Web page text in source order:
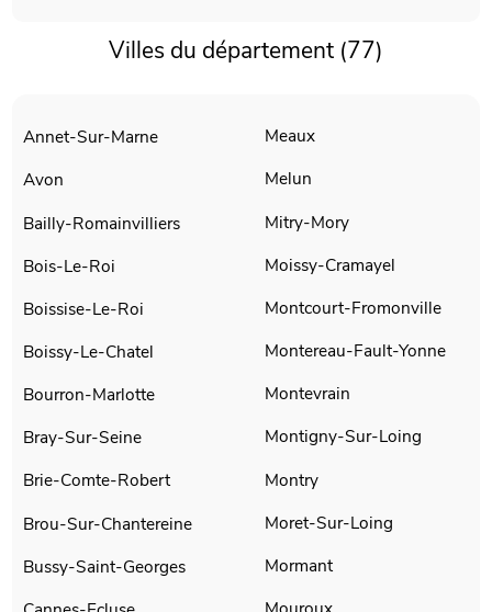
Villes du département (77)
Annet-Sur-Marne
Avon
Bailly-Romainvilliers
Bois-Le-Roi
Boissise-Le-Roi
Boissy-Le-Chatel
Bourron-Marlotte
Bray-Sur-Seine
Brie-Comte-Robert
Brou-Sur-Chantereine
Bussy-Saint-Georges
Meaux
Melun
Mitry-Mory
Moissy-Cramayel
Montcourt-Fromonville
Montereau-Fault-Yonne
Montevrain
Montigny-Sur-Loing
Montry
Moret-Sur-Loing
Mormant